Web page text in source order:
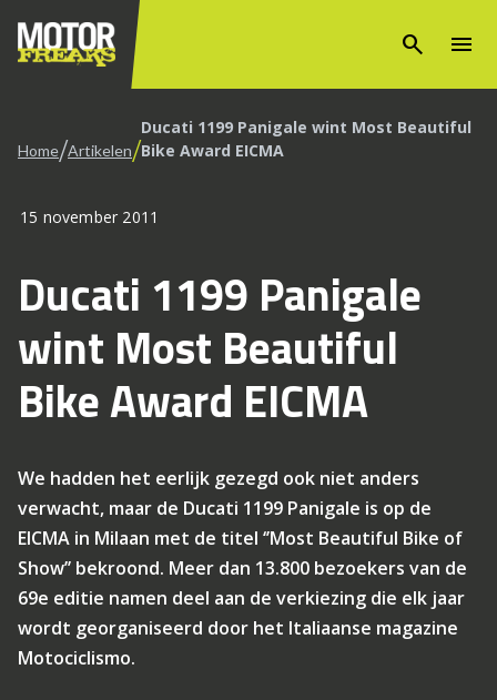
search menu
Home/Artikelen/Ducati 1199 Panigale wint Most Beautiful
Bike Award EICMA
15 november 2011
Ducati 1199 Panigale
wint Most Beautiful
Bike Award EICMA
We hadden het eerlijk gezegd ook niet anders
verwacht, maar de Ducati 1199 Panigale is op de
EICMA in Milaan met de titel ‘’Most Beautiful Bike of
Show’’ bekroond. Meer dan 13.800 bezoekers van de
69e editie namen deel aan de verkiezing die elk jaar
wordt georganiseerd door het Italiaanse magazine
Motociclismo.